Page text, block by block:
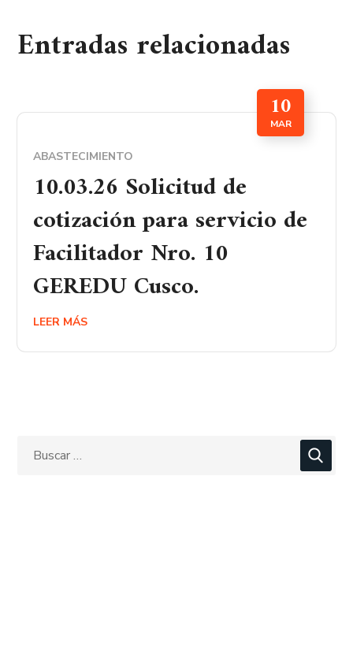
Entradas relacionadas
10
MAR
ABASTECIMIENTO
10.03.26 Solicitud de
cotización para servicio de
Facilitador Nro. 10
GEREDU Cusco.
LEER MÁS